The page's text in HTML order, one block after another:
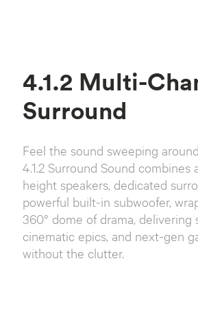
4.1.2 Multi-
Surround
Feel the sound sweeping
4.1.2 Surround Sound combines
height speakers, dedicated
powerful built-in subwoofer,
360° dome of drama, delivering